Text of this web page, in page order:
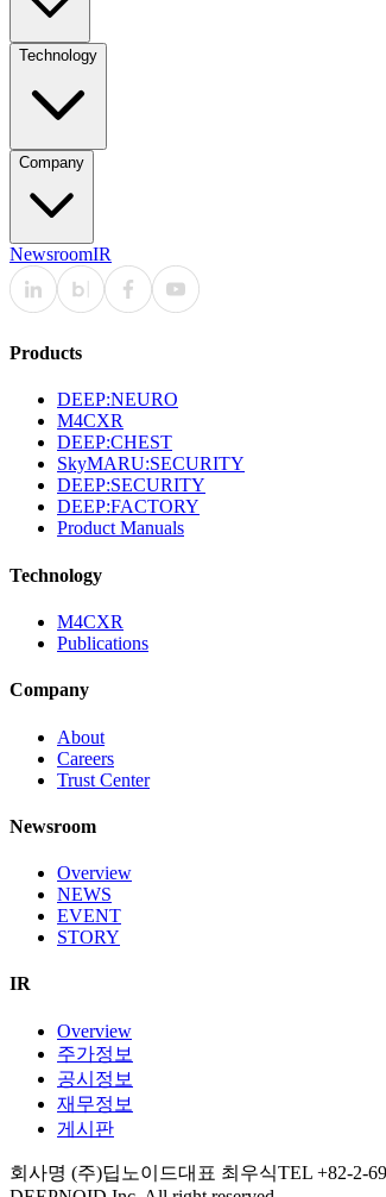
Technology
Company
NewsroomIR
Products
DEEP:NEURO
M4CXR
DEEP:CHEST
SkyMARU:SECURITY
DEEP:SECURITY
DEEP:FACTORY
Product Manuals
Technology
M4CXR
Publications
Company
About
Careers
Trust Center
Newsroom
Overview
NEWS
EVENT
STORY
IR
Overview
주가정보
공시정보
재무정보
게시판
회사명 (주)딥노이드대표 최우식TEL +82-2-